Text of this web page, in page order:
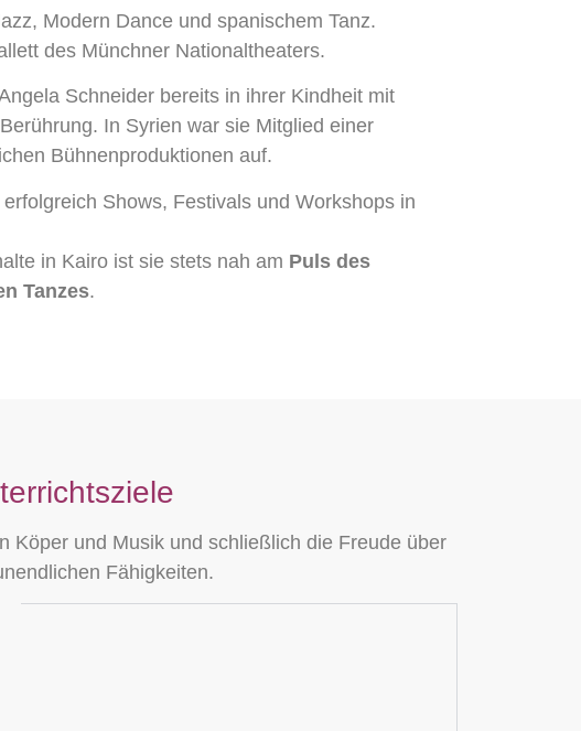
Modern Dance und spanischem Tanz.
des Münchner Nationaltheaters.
Schneider bereits in ihrer Kindheit mit
In Syrien war sie Mitglied einer
Bühnenproduktionen auf.
Shows, Festivals und Workshops in
in Kairo ist sie stets nah am Puls des
Tanzes.
Köper und Musik und schließlich die Freude über
Fähigkeiten.